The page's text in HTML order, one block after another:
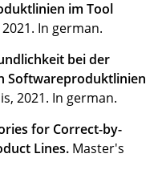
im Tool
In german.
bei der
Softwareproduktlinien
2021. In german.
for Correct-by-
Lines. Master's